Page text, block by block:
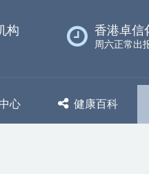
构 香港卓信
周六正常出
心 健康百科